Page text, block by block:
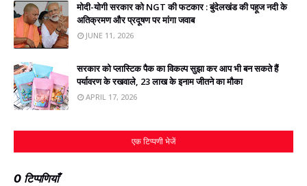
मोदी-योगी सरकार को NGT की फटकार : बुंदेलखंड की पहूज नदी के
अतिक्रमण और प्रदूषण पर मांगा जवाब
JUNE 11, 2026
सरकार को प्‍लास्टिक पैक का विकल्‍प सुझा कर आप भी बन सकते हैं
पर्यावरण के रखवाले, 23 लाख के इनाम जीतने का मौका
APRIL 17, 2026
एक टिप्पणी भेजें
0 टिप्पणियाँ